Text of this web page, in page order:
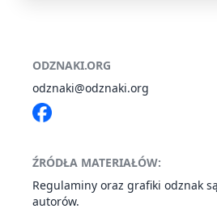
ODZNAKI.ORG
odznaki@odznaki.org
ŹRÓDŁA MATERIAŁÓW:
Regulaminy oraz grafiki odznak
autorów.